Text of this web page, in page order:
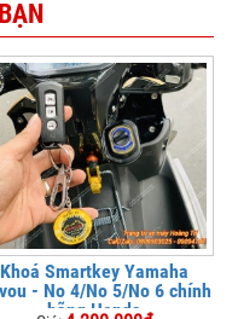
Khoá Smartkey Yamaha
- No 4/No 5/No 6 chính
hãng Honda